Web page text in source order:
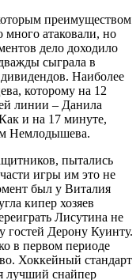
преимуществом
много атаковали, но
дело доходило
сыграла в
Наиболее
которому на 12
линии – Данила
и на 17 минуте,
Немлодышева.
пытались
игры им это не
был у Виталия
кипер хозяев
Лисутина не
гостей Дерону Куинту.
в первом периоде
Хоккейный стандарт
лучший снайпер